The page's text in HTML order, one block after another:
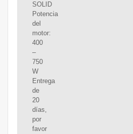
SOLID
Potencia
del
motor:
400
–
750
W
Entrega
de
20
días,
por
favor